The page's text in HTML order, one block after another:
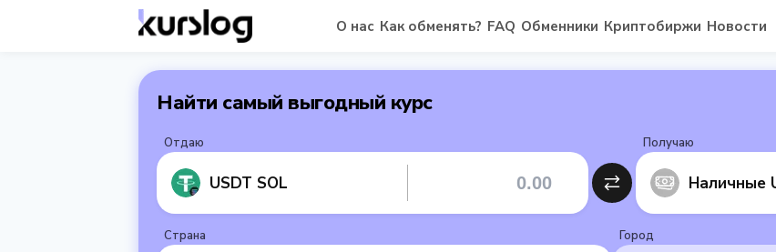
О нас Как обменять? FAQ Обменники Криптобиржи Новости
Найти самый выгодный курс
Отдаю
USDT SOL
Получаю
Наличные
Страна Город